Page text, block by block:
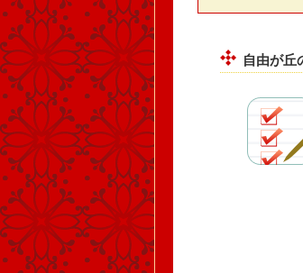
自由が丘